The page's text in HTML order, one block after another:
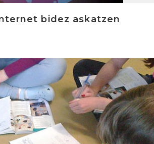
bidez askatzen